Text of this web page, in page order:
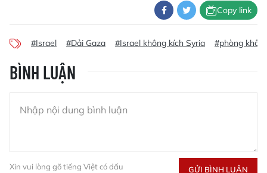
Copy link
#Israel #Dải Gaza #Israel không kích Syria #phòng
BÌNH LUẬN
Xin vui lòng gõ tiếng Việt có dấu GỬI BÌNH LUẬN